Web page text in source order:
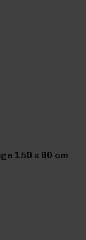
150 x 80 cm